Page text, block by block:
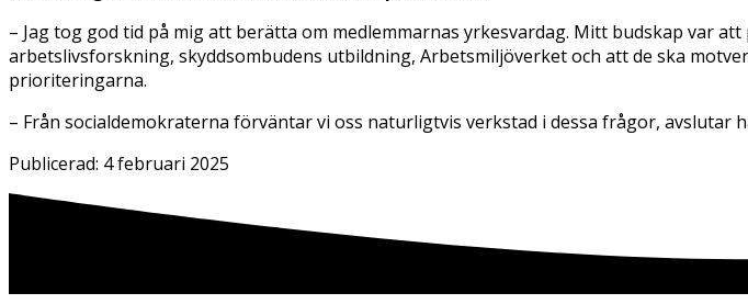
– Jag tog god tid på mig att berätta om medlemmarnas yrkesvardag. Mitt budskap var
arbetslivsforskning, skyddsombudens utbildning, Arbetsmiljöverket och att de ska
prioriteringarna.
– Från socialdemokraterna förväntar vi oss naturligtvis verkstad i dessa frågor, avslutar
Publicerad: 4 februari 2025